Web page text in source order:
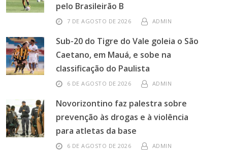
pelo Brasileirão B
7 DE AGOSTO DE 2026 ADMIN
Sub-20 do Tigre do Vale goleia o São
Caetano, em Mauá, e sobe na
classificação do Paulista
6 DE AGOSTO DE 2026 ADMIN
Novorizontino faz palestra sobre
prevenção às drogas e à violência
para atletas da base
6 DE AGOSTO DE 2026 ADMIN